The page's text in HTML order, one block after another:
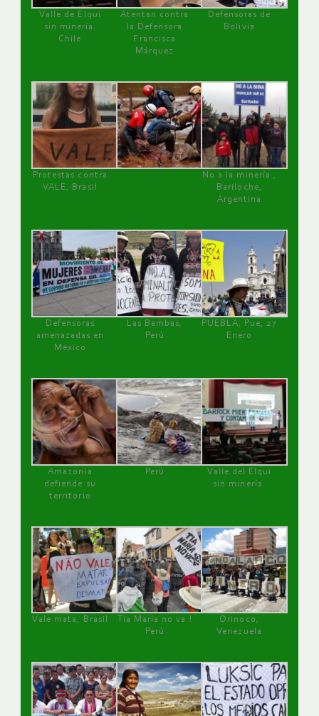
Valle de Elqui
sin minería.
Chile
Atentan contra
la Defensora
Francisca
Márquez
Defensoras de
Bolivia
Protestas contra
VALE, Brasil
No a la minería ,
Bariloche,
Argentina
Defensoras
amenazadas en
México
Las Bambas,
Perú
PUEBLA, Pue, 27
Enero
Amazonía
defiende su
territorio
Perú
Valle del Elqui
sin minería.
Vale mata, Brasil
Tía María no va !
Perú
Orinoco,
Venezuela